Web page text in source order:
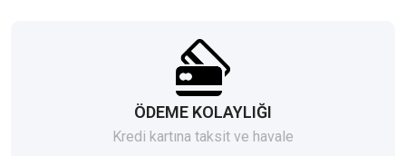
ÖDEME KOLAYLIĞI
Kredi kartına taksit ve havale